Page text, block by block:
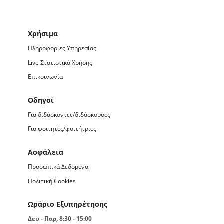
Χρήσιμα
Πληροφορίες Υπηρεσίας
Live Στατιστικά Χρήσης
Επικοινωνία
Οδηγοί
Για διδάσκοντες/διδάσκουσες
Για φοιτητές/φοιτήτριες
Ασφάλεια
Προσωπικά Δεδομένα
Πολιτική Cookies
Ωράριο Εξυπηρέτησης
Δευ - Παρ, 8:30 - 15:00